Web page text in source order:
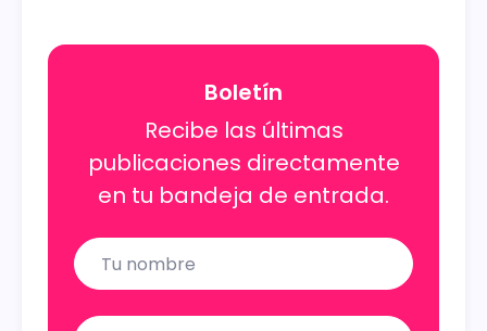
Boletín
Recibe las últimas
publicaciones directamente
en tu bandeja de entrada.
Name
Email